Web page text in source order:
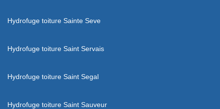
Hydrofuge toiture Sainte Seve
Hydrofuge toiture Saint Servais
Hydrofuge toiture Saint Segal
Hydrofuge toiture Saint Sauveur